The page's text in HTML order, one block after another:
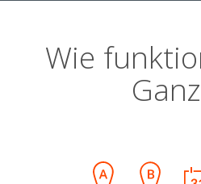
Wie